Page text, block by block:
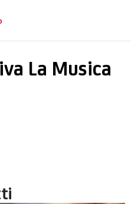
tutti
La Musica